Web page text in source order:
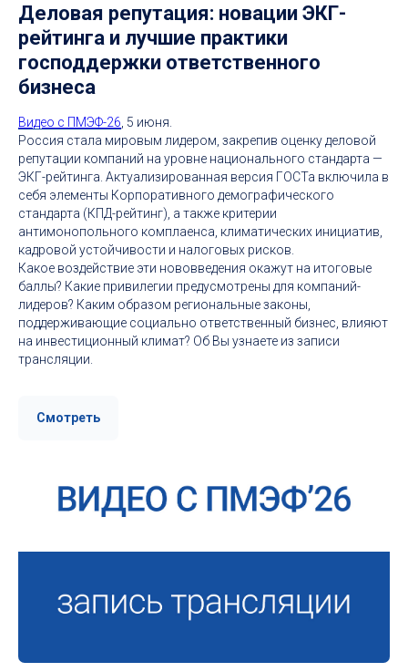
Деловая репутация: новации ЭКГ-
рейтинга и лучшие практики
господдержки ответственного
бизнеса
Видео с ПМЭФ-26 , 5 июня.
Россия стала мировым лидером, закрепив оценку деловой
репутации компаний на уровне национального стандарта —
ЭКГ-рейтинга. Актуализированная версия ГОСТа включила в
себя элементы Корпоративного демографического
стандарта (КПД-рейтинг), а также критерии
антимонопольного комплаенса, климатических инициатив,
кадровой устойчивости и налоговых рисков.
Какое воздействие эти нововведения окажут на итоговые
баллы? Какие привилегии предусмотрены для компаний-
лидеров? Каким образом региональные законы,
поддерживающие социально ответственный бизнес, влияют
на инвестиционный климат? Об Вы узнаете из записи
трансляции.
Смотреть